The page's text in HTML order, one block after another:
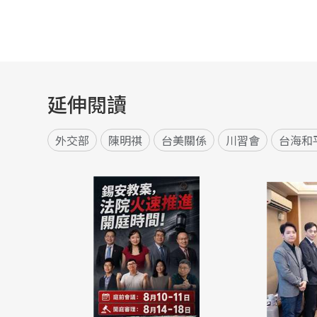
延伸閱讀
外交部 陳明祺 台美關係 川習會 台海和